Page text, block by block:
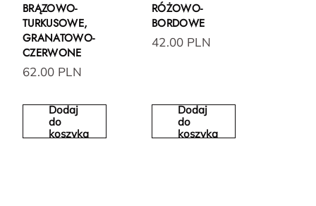
BRĄZOWO-
TURKUSOWE,
GRANATOWO-
CZERWONE
62.00 PLN
Dodaj
do
koszyka
RÓŻOWO-
BORDOWE
42.00 PLN
Dodaj
do
koszyka